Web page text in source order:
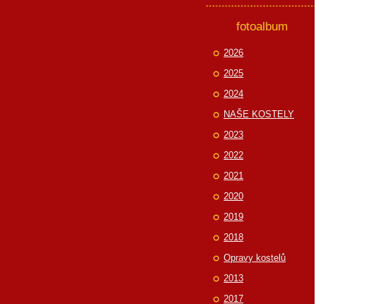
fotoalbum
2026
2025
2024
NAŠE KOSTELY
2023
2022
2021
2020
2019
2018
Opravy kostelů
2013
2017